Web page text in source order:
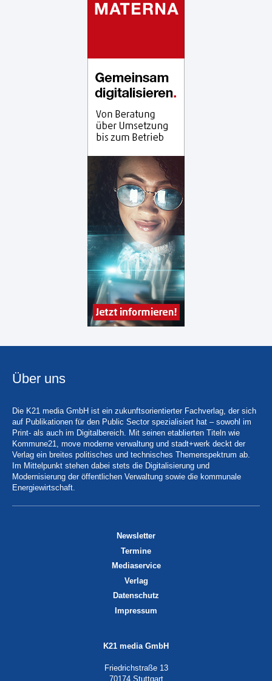
Über uns
Die K21 media GmbH ist ein zukunftsorientierter Fachverlag, der sich
auf Publikationen für den Public Sector spezialisiert hat – sowohl im
Print- als auch im Digitalbereich. Mit seinen etablierten Titeln wie
Kommune21, move moderne verwaltung und stadt+werk deckt der
Verlag ein breites politisches und technisches Themenspektrum ab.
Im Mittelpunkt stehen dabei stets die Digitalisierung und
Modernisierung der öffentlichen Verwaltung sowie die kommunale
Energiewirtschaft.
Newsletter
Termine
Mediaservice
Verlag
Datenschutz
Impressum
K21 media GmbH
Friedrichstraße 13
70174 Stuttgart